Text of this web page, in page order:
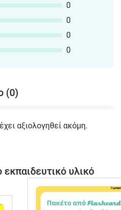
0
0
0
0
(0)
αξιολογηθεί ακόμη.
υλικό